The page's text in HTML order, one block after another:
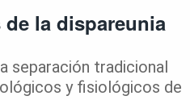
la dispareunia
separación tradicional
y fisiológicos de